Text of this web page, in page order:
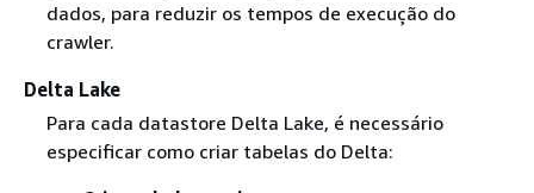
dados, para reduzir os tempos de execução do
crawler.
Delta Lake
Para cada datastore Delta Lake, é necessário
especificar como criar tabelas do Delta: